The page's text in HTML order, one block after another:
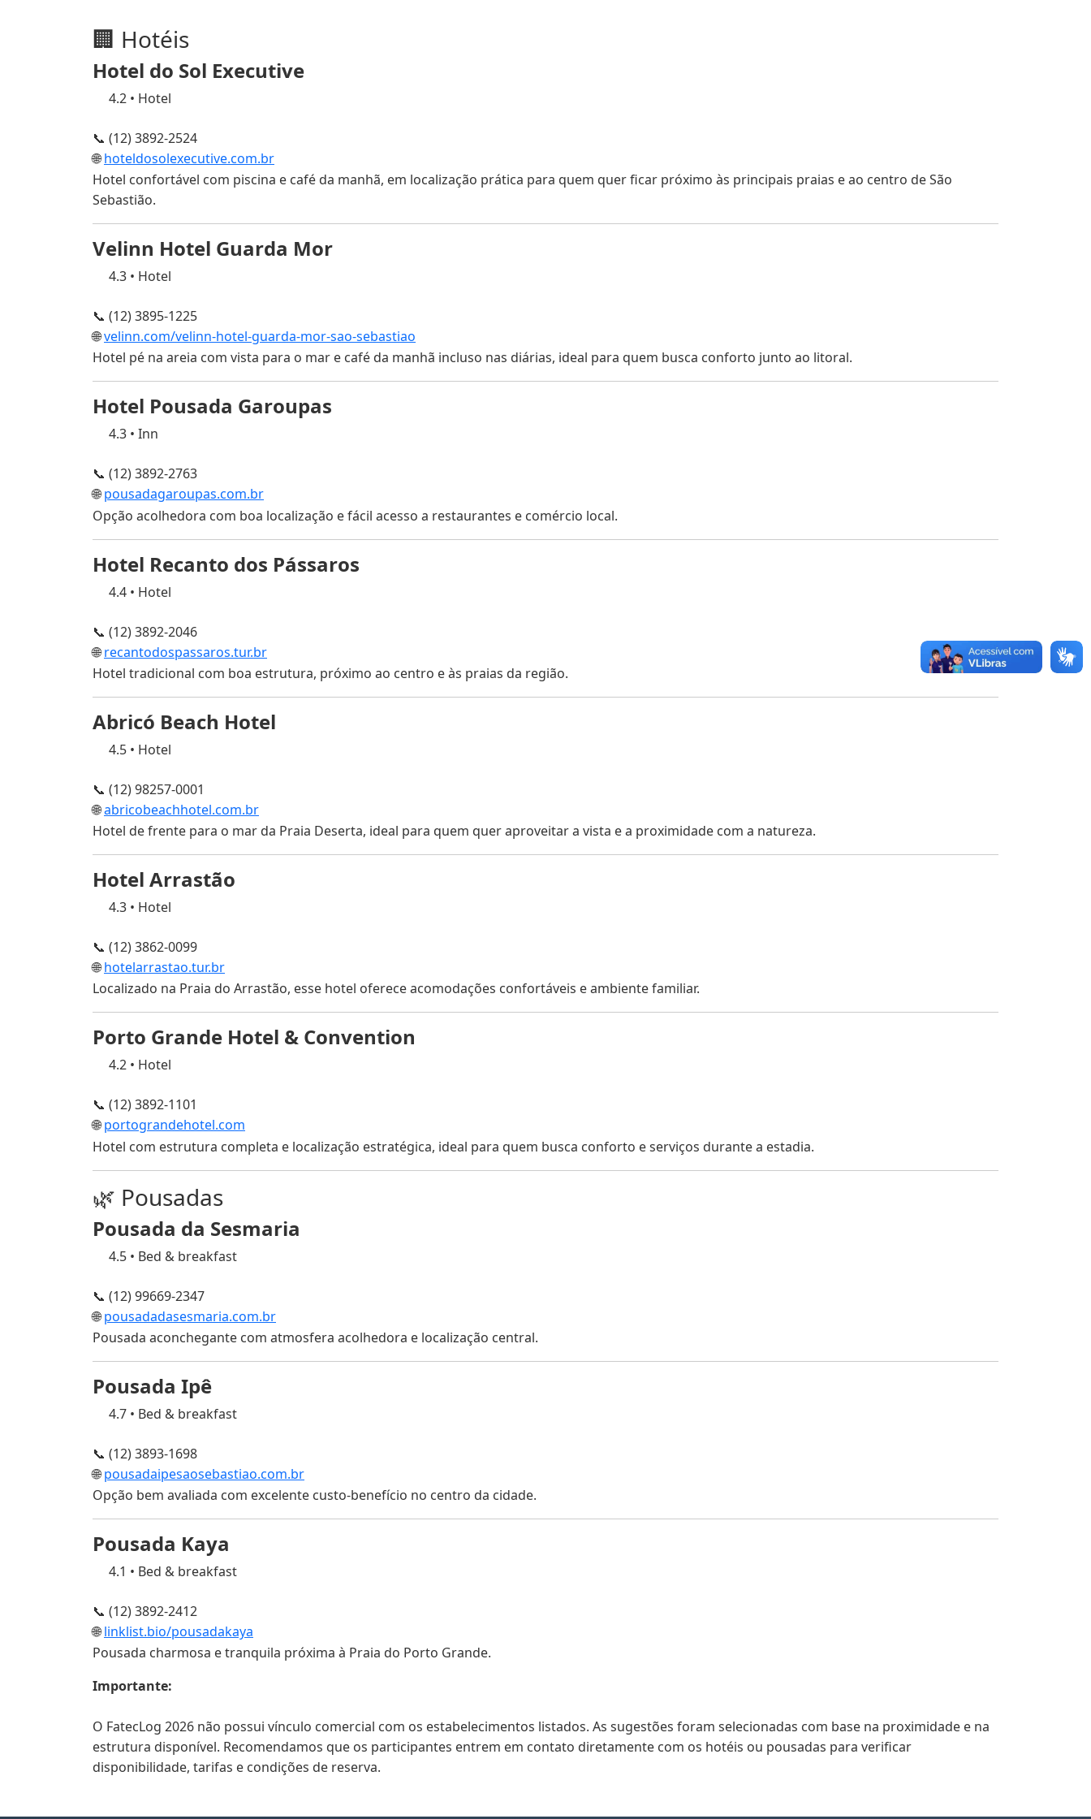
🏢 Hotéis
Hotel do Sol Executive
4.2 • Hotel
📞 (12) 3892-2524
🌐hoteldosolexecutive.com.br
Hotel confortável com piscina e café da manhã, em localização prática para quem quer ficar próximo às principais praias e ao centro de São
Sebastião.
Velinn Hotel Guarda Mor
4.3 • Hotel
📞 (12) 3895-1225
🌐velinn.com/velinn-hotel-guarda-mor-sao-sebastiao
Hotel pé na areia com vista para o mar e café da manhã incluso nas diárias, ideal para quem busca conforto junto ao litoral.
Hotel Pousada Garoupas
4.3 • Inn
📞 (12) 3892-2763
🌐pousadagaroupas.com.br
Opção acolhedora com boa localização e fácil acesso a restaurantes e comércio local.
Hotel Recanto dos Pássaros
4.4 • Hotel
📞 (12) 3892-2046
🌐recantodospassaros.tur.br
Hotel tradicional com boa estrutura, próximo ao centro e às praias da região.
Abricó Beach Hotel
4.5 • Hotel
📞 (12) 98257-0001
🌐abricobeachhotel.com.br
Hotel de frente para o mar da Praia Deserta, ideal para quem quer aproveitar a vista e a proximidade com a natureza.
Hotel Arrastão
4.3 • Hotel
📞 (12) 3862-0099
🌐hotelarrastao.tur.br
Localizado na Praia do Arrastão, esse hotel oferece acomodações confortáveis e ambiente familiar.
Porto Grande Hotel & Convention
4.2 • Hotel
📞 (12) 3892-1101
🌐portograndehotel.com
Hotel com estrutura completa e localização estratégica, ideal para quem busca conforto e serviços durante a estadia.
🌿 Pousadas
Pousada da Sesmaria
4.5 • Bed & breakfast
📞 (12) 99669-2347
🌐pousadadasesmaria.com.br
Pousada aconchegante com atmosfera acolhedora e localização central.
Pousada Ipê
4.7 • Bed & breakfast
📞 (12) 3893-1698
🌐pousadaipesaosebastiao.com.br
Opção bem avaliada com excelente custo-benefício no centro da cidade.
Pousada Kaya
4.1 • Bed & breakfast
📞 (12) 3892-2412
🌐linklist.bio/pousadakaya
Pousada charmosa e tranquila próxima à Praia do Porto Grande.
Importante:
O FatecLog 2026 não possui vínculo comercial com os estabelecimentos listados. As sugestões foram selecionadas com base na proximidade e na
estrutura disponível. Recomendamos que os participantes entrem em contato diretamente com os hotéis ou pousadas para verificar
disponibilidade, tarifas e condições de reserva.